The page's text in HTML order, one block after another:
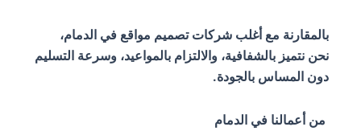
بالمقارنة مع أغلب شركات تصميم مواقع في الدمام،
نحن نتميز بالشفافية، والالتزام بالمواعيد، وسرعة التسليم
دون المساس بالجودة.
من أعمالنا في الدمام